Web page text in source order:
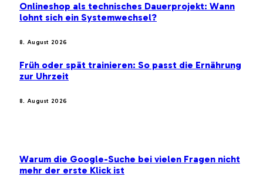
Onlineshop als technisches Dauerprojekt: Wann
lohnt sich ein Systemwechsel?
8. August 2026
Früh oder spät trainieren: So passt die Ernährung
zur Uhrzeit
8. August 2026
Warum die Google-Suche bei vielen Fragen nicht
mehr der erste Klick ist